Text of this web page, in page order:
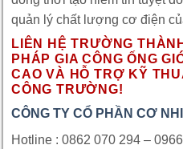
quản lý chất lượng cơ điện
LIÊN HỆ TRƯỜNG
PHÁP GIA CÔNG ỐNG
CAO VÀ HỖ TRỢ KỸ
CÔNG TRƯỜNG!
CÔNG TY CỔ PHẦN CƠ
Hotline : 0862 070 294 –